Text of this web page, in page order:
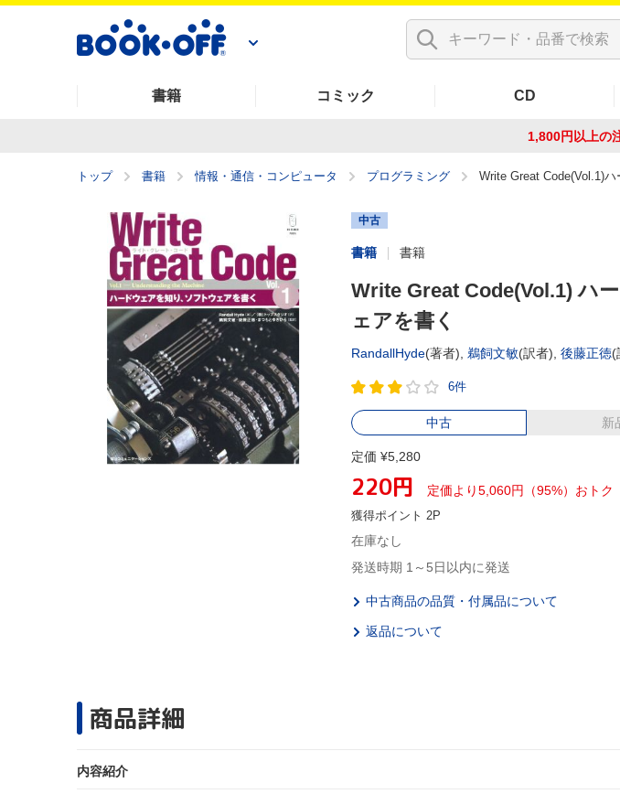
書籍 コミック CD
1,800円以上の
トップ 書籍 情報・通信・コンピュータ プログラミング Write Great Code(Vol.1)
中古
書籍 書籍
Write Great Code(Vol.1) ハ
ェアを書く
RandallHyde(著者), 鵜飼文敏(訳者), 後藤正徳(
6件
中古 新
定価 ¥5,280
220円 定価より5,060円（95%）おトク
獲得ポイント 2P
在庫なし
発送時期 1～5日以内に発送
中古商品の品質・付属品について
返品について
商品詳細
内容紹介